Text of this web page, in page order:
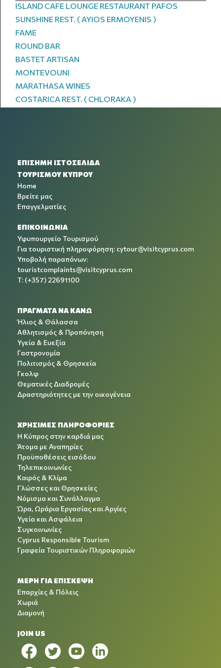
ISLAND CAFE LOUNGE RESTAURANT PAFOS
SUNSHINE REST. ( AYIOS ERMOYENIS )
FAME
ROUND BAR
BASTET ARTISAN
MONTEVOUNI
MARATHASA WINES
COSTARICA REST. ( CHLORAKA )
ΕΠΙΣΗΜΗ ΙΣΤΟΣΕΛΙΔΑ
ΤΟΥΡΙΣΜΟΥ ΚΥΠΡΟΥ
Home
Βρείτε μας
Επαγγελματίες
ΕΠΙΚΟΙΝΩΝΙΑ
Υφυπουργείο Τουρισμού
Για τουριστική πληροφόρηση: cytour@visitcyprus.com
Υποβολή παραπόνων:
touristcomplaints@visitcyprus.com
T: (+357) 22691100
ΠΡΑΓΜΑΤΑ ΝΑ ΚΑΝΩ
Ήλιος & Θάλασσα
Αθλητισμός & Προπόνηση
Υγεία & Ευεξία
Γαστρονομία
Πολιτισμός & Θρησκεία
Γκολφ
Θεματικές Διαδρομές
Δραστηριότητες με την οικογένεια
ΧΡΉΣΙΜΕΣ ΠΛΗΡΟΦΟΡΊΕΣ
Η Κύπρος στην καρδιά μας
Άτομα με Αναπηρίες
Προϋποθέσεις εισόδου
Τηλεπικοινωνίες
Καιρός & Κλίμα
Γλώσσες και Θρησκείες
Νόμισμα και Συνάλλαγμα
Ώρα, Ωράρια Εργασίας και Αργίες
Υγεία και Ασφάλεια
Συγκοινωνίες
Cyprus Responsible Tourism
Γραφεία Τουριστικών Πληροφοριών
ΜΕΡΗ ΓΙΑ ΕΠΙΣΚΕΨΗ
Επαρχίες & Πόλεις
Χωριά
Διαμονή
JOIN US